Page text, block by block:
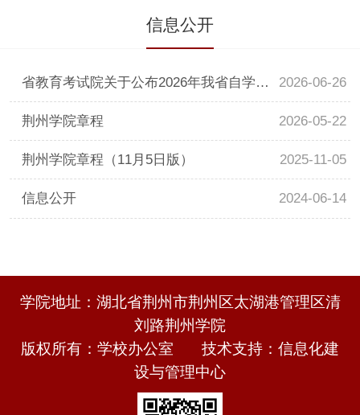
信息公开
省教育考试院关于公布2026年我省自学考
试社会助学专业登记结果的通告
2026-06-26
荆州学院章程 2026-05-22
荆州学院章程（11月5日版） 2025-11-05
信息公开 2024-06-14
学院地址：湖北省荆州市荆州区太湖港管理区清
刘路荆州学院
版权所有：学校办公室 技术支持：信息化建
设与管理中心